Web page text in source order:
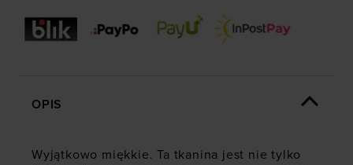
OPIS
Wyjątkowo miękkie. Ta tkanina jest nie tylko